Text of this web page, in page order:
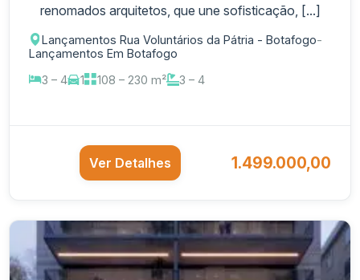
renomados arquitetos, que une sofisticação, [...]
Lançamentos Rua Voluntários da Pátria - Botafogo-
Lançamentos Em Botafogo
3 – 4
1 108 – 230 m² 3 – 4
Ver Detalhes 1.499.000,00